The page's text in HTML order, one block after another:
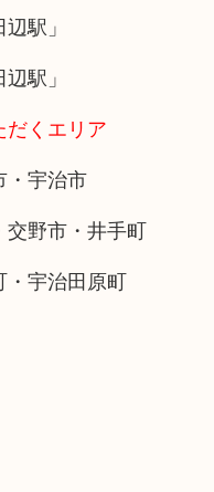
駅」
駅」
だくエリア
・宇治市
野市・井手町
宇治田原町